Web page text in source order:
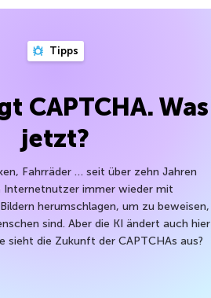
Tipps
CAPTCHA. Was
jetzt?
Fahrräder … seit über zehn Jahren
Internetnutzer immer wieder mit
herumschlagen, um zu beweisen,
sind. Aber die KI ändert auch hier
sieht die Zukunft der CAPTCHAs aus?